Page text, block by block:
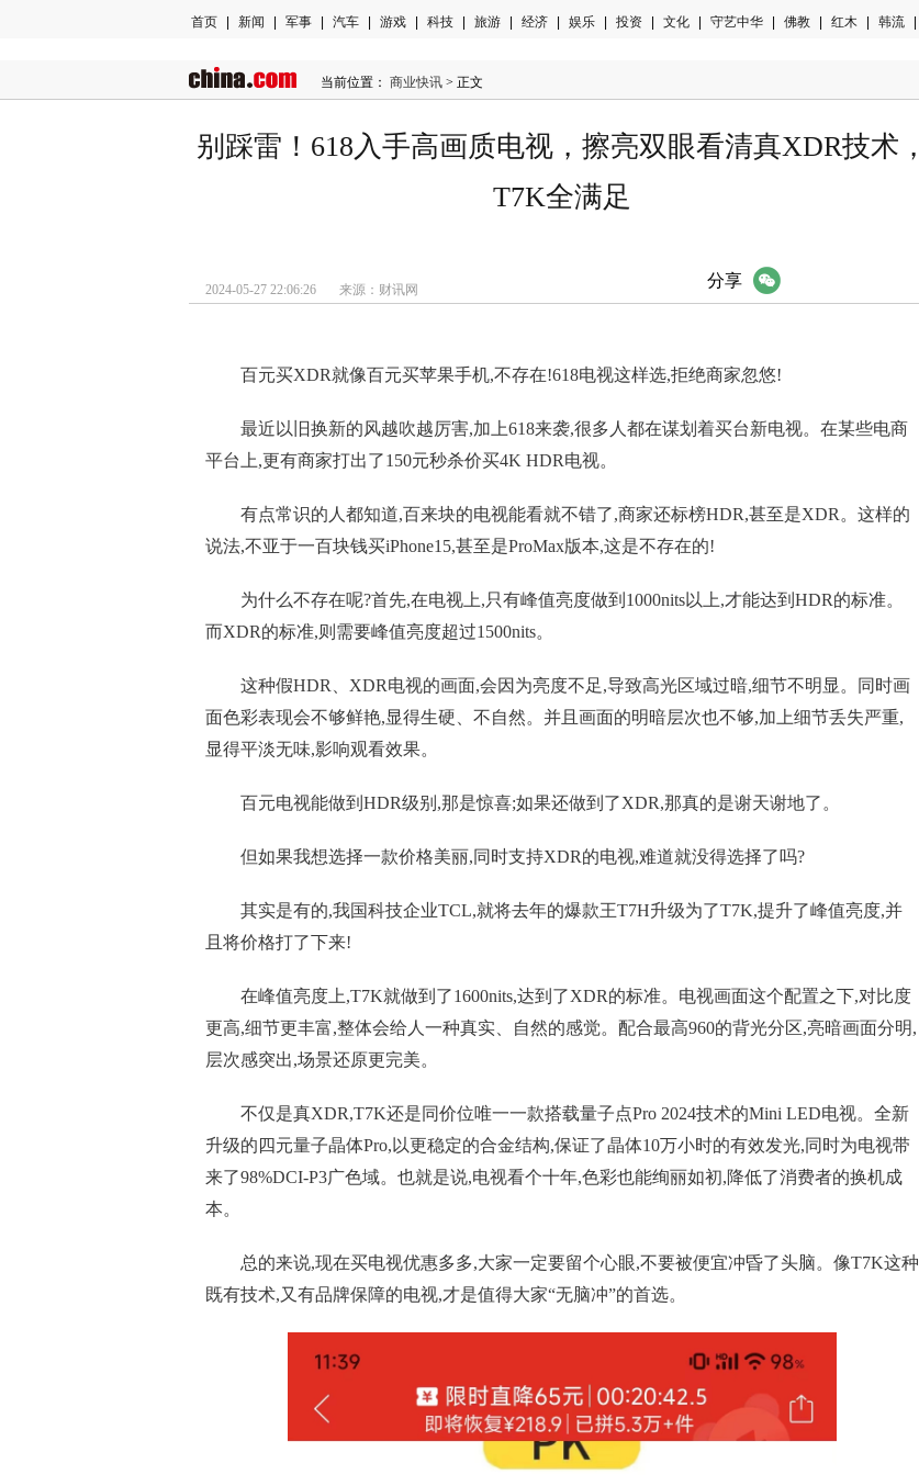
首页 新闻 军事 汽车 游戏 科技 旅游 经济 娱乐 投资 文化 守艺中华 佛教 红木 韩流
当前位置： 商业快讯 > 正文
别踩雷！618入手高画质电视，擦亮双眼看清真XDR技术，
T7K全满足
2024-05-27 22:06:26 来源：财讯网 分享
百元买XDR就像百元买苹果手机,不存在!618电视这样选,拒绝商家忽悠!
最近以旧换新的风越吹越厉害,加上618来袭,很多人都在谋划着买台新电视。在某些电商
平台上,更有商家打出了150元秒杀价买4K HDR电视。
有点常识的人都知道,百来块的电视能看就不错了,商家还标榜HDR,甚至是XDR。这样的
说法,不亚于一百块钱买iPhone15,甚至是ProMax版本,这是不存在的!
为什么不存在呢?首先,在电视上,只有峰值亮度做到1000nits以上,才能达到HDR的标准。
而XDR的标准,则需要峰值亮度超过1500nits。
这种假HDR、XDR电视的画面,会因为亮度不足,导致高光区域过暗,细节不明显。同时画
面色彩表现会不够鲜艳,显得生硬、不自然。并且画面的明暗层次也不够,加上细节丢失严重,
显得平淡无味,影响观看效果。
百元电视能做到HDR级别,那是惊喜;如果还做到了XDR,那真的是谢天谢地了。
但如果我想选择一款价格美丽,同时支持XDR的电视,难道就没得选择了吗?
其实是有的,我国科技企业TCL,就将去年的爆款王T7H升级为了T7K,提升了峰值亮度,并
且将价格打了下来!
在峰值亮度上,T7K就做到了1600nits,达到了XDR的标准。电视画面这个配置之下,对比度
更高,细节更丰富,整体会给人一种真实、自然的感觉。配合最高960的背光分区,亮暗画面分明,
层次感突出,场景还原更完美。
不仅是真XDR,T7K还是同价位唯一一款搭载量子点Pro 2024技术的Mini LED电视。全新
升级的四元量子晶体Pro,以更稳定的合金结构,保证了晶体10万小时的有效发光,同时为电视带
来了98%DCI-P3广色域。也就是说,电视看个十年,色彩也能绚丽如初,降低了消费者的换机成
本。
总的来说,现在买电视优惠多多,大家一定要留个心眼,不要被便宜冲昏了头脑。像T7K这种
既有技术,又有品牌保障的电视,才是值得大家“无脑冲”的首选。